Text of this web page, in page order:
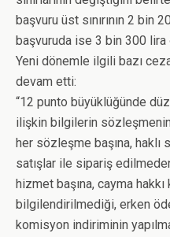
başvuru üst sınırının 2 bin
başvuruda ise 3 bin 300 lira
Yeni dönemle ilgili bazı
devam etti:
“12 punto büyüklüğünde
ilişkin bilgilerin
her sözleşme başına, haklı
satışlar ile sipariş
hizmet başına, cayma
bilgilendirilmediği, erken
komisyon indiriminin